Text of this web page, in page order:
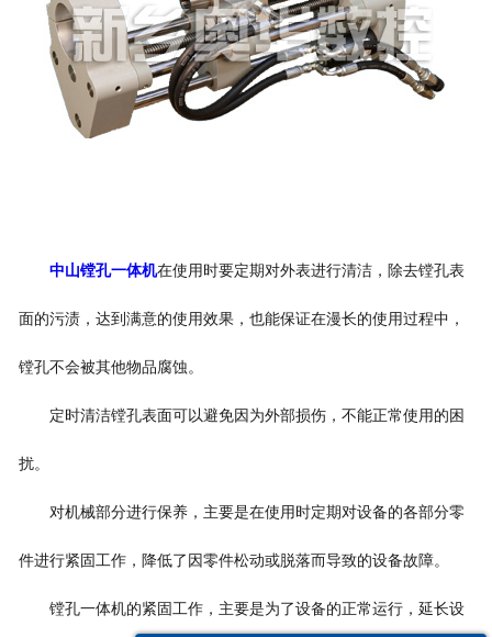
中山3M7770A机床
中山镗孔机
中山镗孔一体机在使用时要定期对外表进行清洁，除去镗孔表
面的污渍，达到满意的使用效果，也能保证在漫长的使用过程中，
镗孔不会被其他物品腐蚀。
定时清洁镗孔表面可以避免因为外部损伤，不能正常使用的困
扰。
对机械部分进行保养，主要是在使用时定期对设备的各部分零
件进行紧固工作，降低了因零件松动或脱落而导致的设备故障。
镗孔一体机的紧固工作，主要是为了设备的正常运行，延长设